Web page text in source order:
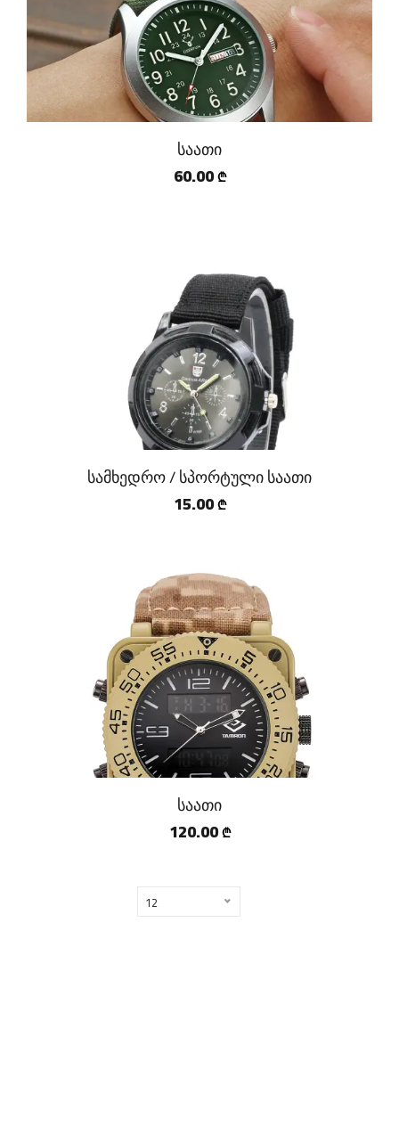
საათი
60.00 ₾
სამხედრო / სპორტული საათი
15.00 ₾
საათი
120.00 ₾
12